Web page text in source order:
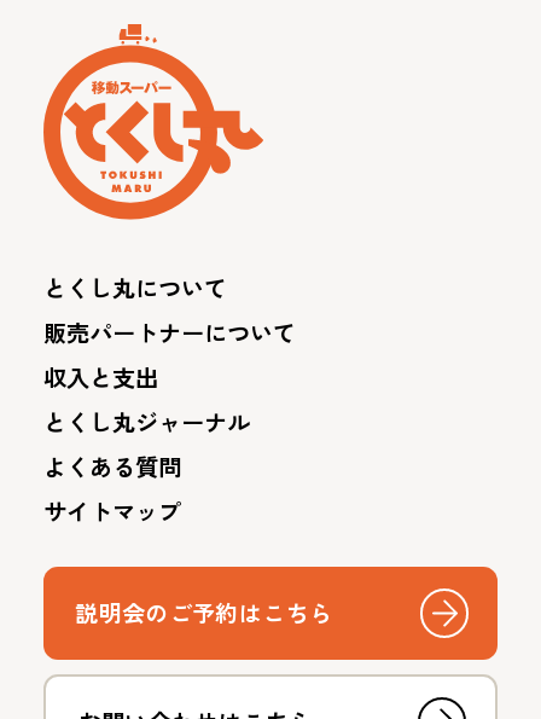
とくし丸について
販売パートナーについて
収入と支出
とくし丸ジャーナル
よくある質問
サイトマップ
説明会のご予約はこちら